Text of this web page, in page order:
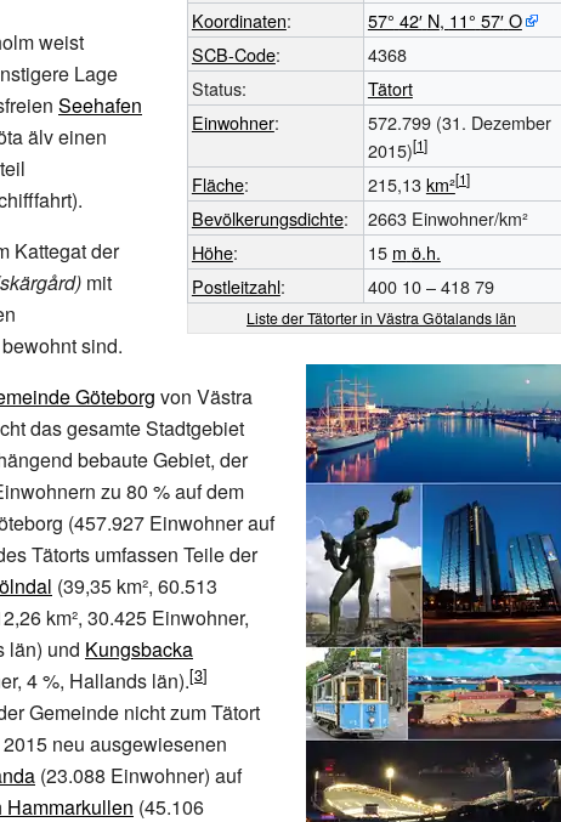
Koordinaten: 57° 42′ N, 11° 57′O
SCB-Code:
4368
Status:
Tätort
Einwohner: 572.799 (31. Dezember
2015)
Fläche: 215,13km²
Bevölkerungsdichte: 2663 Einwohner/km²
Höhe: 15 m ö.h.
Postleitzahl: 400 10 – 418 79
Liste der Tätorter in Västra Götalands län
weist
Lage
Seehafen
älv einen
Kattegat der
mit
sind.
Göteborg von Västra
das gesamte Stadtgebiet
bebaute Gebiet, der
zu 80 % auf dem
(457.927 Einwohner auf
Tätorts umfassen Teile der
(39,35 km², 60.513
km², 30.425 Einwohner,
län) und Kungsbacka
4%, Hallands län).
Gemeinde nicht zum Tätort
neu ausgewiesenen
(23.088 Einwohner) auf
Hammarkullen (45.106